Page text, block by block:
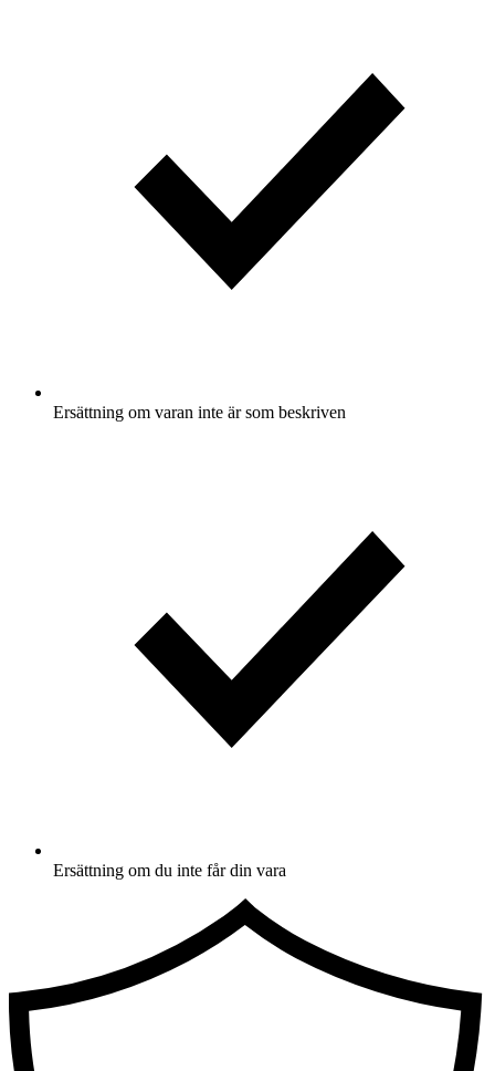
Ersättning om varan inte är som beskriven
Ersättning om du inte får din vara